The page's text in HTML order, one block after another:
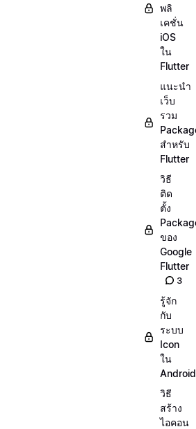
พลิ
เคชั่น
iOS
ใน
Flutter
แนะนำ
เว็บ
รวม
สำหรับ
Flutter
วิธี
ติด
ตั้ง
ของ
Google
Flutter
3
รู้จัก
กับ
ระบบ
Icon
ใน
Android
วิธี
สร้าง
ไอคอน